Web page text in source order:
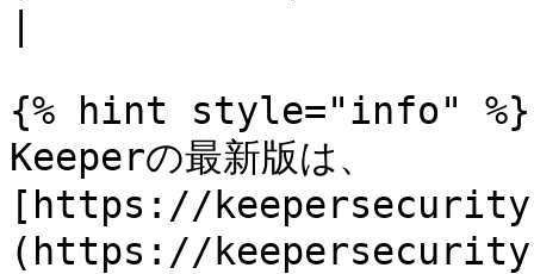
{% hint style="info" %}
Keeperの最新版は、
[https://
(https://